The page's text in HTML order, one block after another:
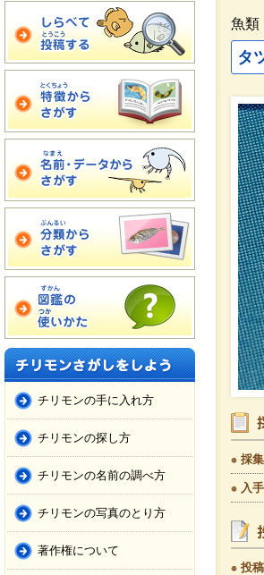
チリモンの手に入れ方
チリモンの探し方
チリモンの名前の調べ方
チリモンの写真のとり方
著作権について
魚類
タ
採
入
投